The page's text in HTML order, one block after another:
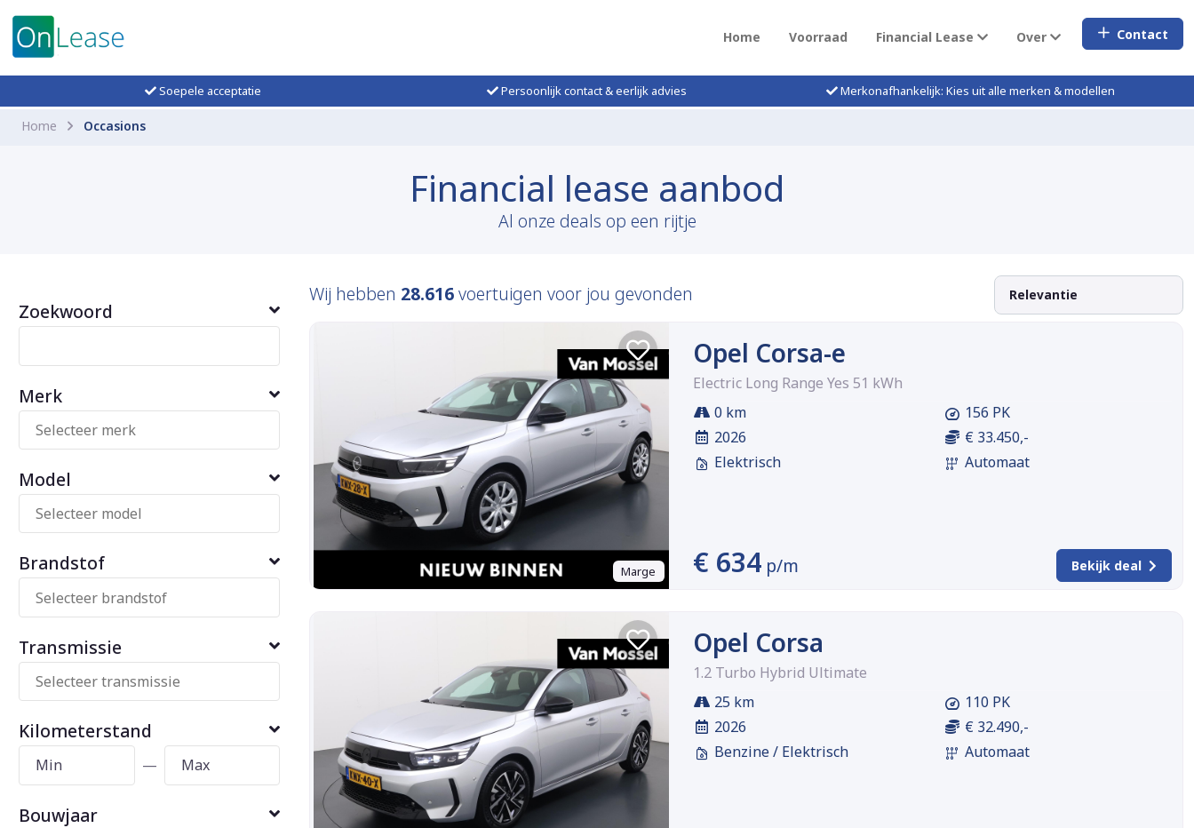
Home Voorraad Financial Lease Over Contact
Soepele acceptatie Persoonlijk contact & eerlijk advies Merkonafhankelijk: Kies uit alle merken & modellen
Home Occasions
Financial lease aanbod
Al onze deals op een rijtje
Zoekwoord
Merk
Model
Brandstof
Transmissie
Kilometerstand
—
Bouwjaar
Wij hebben 28.616voertuigen voor jou gevonden
Marge
Opel Corsa-e
Electric Long Range Yes 51 kWh
0 km
2026
Elektrisch
156 PK
€ 33.450,-
Automaat
€ 634 p/m Bekijk deal
Opel Corsa
1.2 Turbo Hybrid Ultimate
25 km
2026
Benzine / Elektrisch
110 PK
€ 32.490,-
Automaat